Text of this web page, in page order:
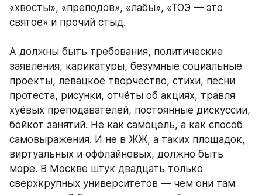
«хвосты», «преподов», «лабы», «ТОЭ — это
святое» и прочий стыд.
А должны быть требования, политические
заявления, карикатуры, безумные социальные
проекты, левацкое творчество, стихи, песни
протеста, рисунки, отчёты об акциях, травля
хуёвых преподавателей, постоянные дискуссии,
бойкот занятий. Не как самоцель, а как способ
самовыражения. И не в ЖЖ, а таких площадок,
виртуальных и оффлайновых, должно быть
море. В Москве штук двадцать только
сверхкрупных университетов — чем они там